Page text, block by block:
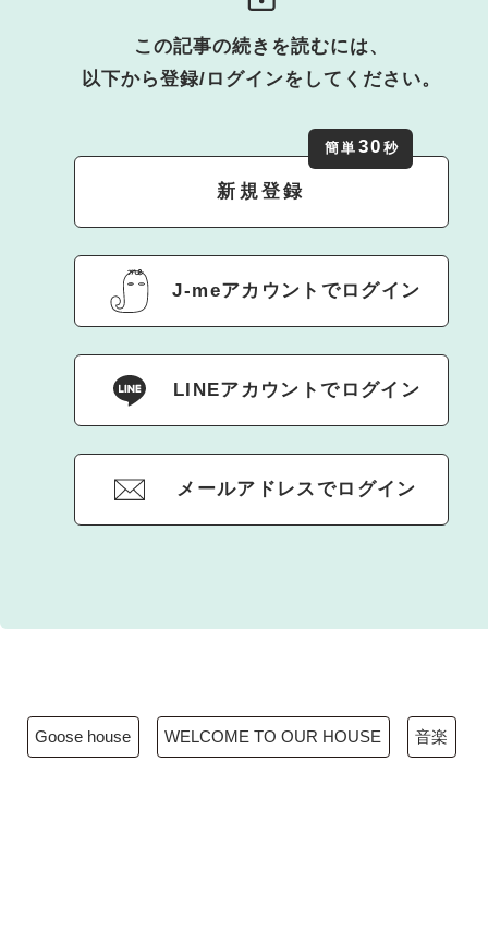
この記事の続きを読むには、
以下から登録/ログインをしてください。
新規登録
簡単 30 秒
J-meアカウントでログイン
LINEアカウントでログイン
メールアドレスでログイン
Goose house WELCOME TO OUR HOUSE 音楽